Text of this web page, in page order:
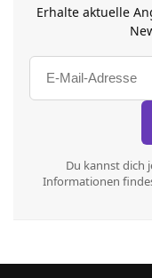
Erhalte aktuelle
Du kannst dich
Informationen